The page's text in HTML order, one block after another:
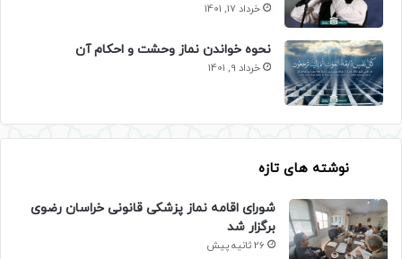
خرداد 17, 1401
نحوه خواندن نماز وحشت و احکام آن
خرداد 9, 1401
نوشته های تازه
شورای اقامه نماز پزشکی قانونی خراسان رضوی
برگزار شد
26 ثانیه پیش